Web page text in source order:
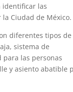
identificar las
Ciudad de México.
diferentes tipos de
sistema de
las personas
y asiento abatible